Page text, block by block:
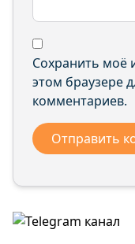
Сохранить моё
этом браузере
комментариев.